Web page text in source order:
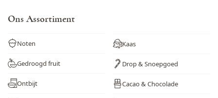
Ons Assortiment
Noten
Gedroogd fruit
Ontbijt
Kaas
Drop & Snoepgoed
Cacao & Chocolade